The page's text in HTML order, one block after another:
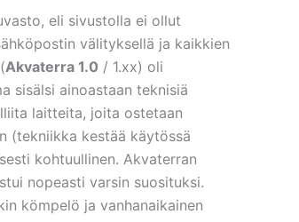
eli sivustolla ei ollut
välityksellä ja kaikkien
Akvaterra 1.0 / 1.xx) oli
sisälsi ainoastaan teknisiä
laitteita, joita ostetaan
(tekniikka kestää käytössä
kohtuullinen. Akvaterran
nopeasti varsin suosituksi.
kömpelö ja vanhanaikainen